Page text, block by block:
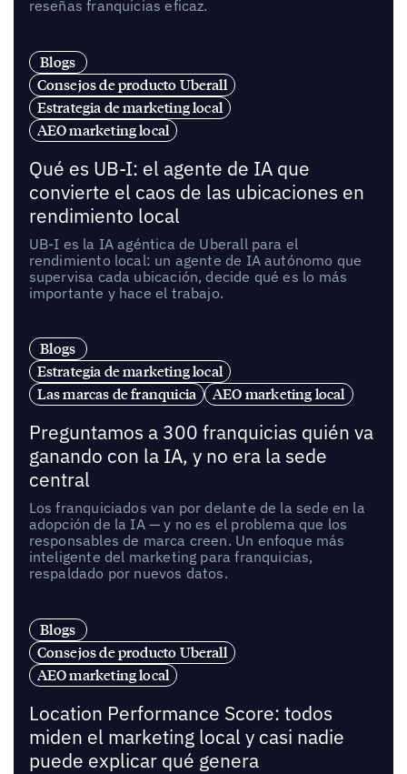
reseñas franquicias eficaz.
Blogs
Consejos de producto Uberall
Estrategia de marketing local
AEO marketing local
Qué es UB-I: el agente de IA que
convierte el caos de las ubicaciones en
rendimiento local
UB-I es la IA agéntica de Uberall para el
rendimiento local: un agente de IA autónomo que
supervisa cada ubicación, decide qué es lo más
importante y hace el trabajo.
Blogs
Estrategia de marketing local
Las marcas de franquicia
AEO marketing local
Preguntamos a 300 franquicias quién va
ganando con la IA, y no era la sede
central
Los franquiciados van por delante de la sede en la
adopción de la IA — y no es el problema que los
responsables de marca creen. Un enfoque más
inteligente del marketing para franquicias,
respaldado por nuevos datos.
Blogs
Consejos de producto Uberall
AEO marketing local
Location Performance Score: todos
miden el marketing local y casi nadie
puede explicar qué genera